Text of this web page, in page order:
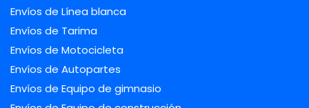
Envíos de Línea blanca
Envíos de Tarima
Envíos de Motocicleta
Envíos de Autopartes
Envíos de Equipo de gimnasio